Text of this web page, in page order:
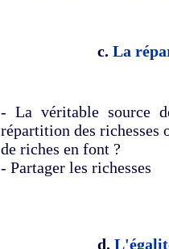
c. La
- La véritable source
répartition desrichesses
de riches en font ?
- Partager les richesses
d.